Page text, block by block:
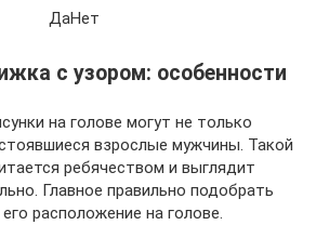
ДаНет
с узором: особенности
на голове могут не только
взрослые мужчины. Такой
ребячеством и выглядит
Главное правильно подобрать
расположение на голове.